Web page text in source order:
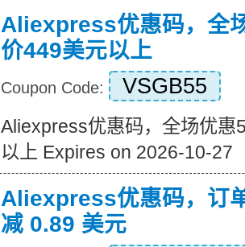
Aliexpress优惠码，全
价449美元以上
Coupon Code: VSGB55
Aliexpress优惠码，全场优惠
以上 Expires on 2026-10-27
Aliexpress优惠码，订
减 0.89 美元